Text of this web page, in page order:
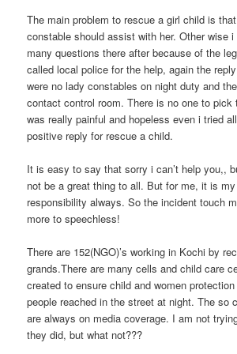
The main problem to rescue a girl child is
constable should assist with her. Other wise
many questions there after because of the
called local police for the help, again the
were no lady constables on night duty and
contact control room. There is no one to
was really painful and hopeless even i tried
positive reply for rescue a child.
It is easy to say that sorry i can’t help you,,
not be a great thing to all. But for me, it is
responsibility always. So the incident touch
more to speechless!
There are 152(NGO)’s working in Kochi by
grands.There are many cells and child care
created to ensure child and women
people reached in the street at night. The so
are always on media coverage. I am not
they did, but what not???